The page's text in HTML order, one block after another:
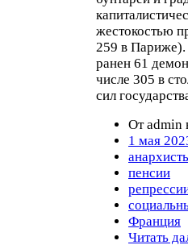
жестокостью
259 в Париже).
ранен 61
числе 305 в
сил
От admin
1 мая
пенсии
Франция
Читать